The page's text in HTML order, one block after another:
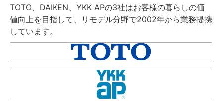
TOTO、DAIKEN、YKK APの3社はお客様の暮らしの価
値向上を目指して、リモデル分野で2002年から業務提携
しています。